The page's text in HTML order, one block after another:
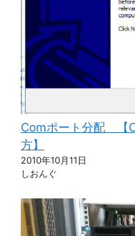
Comポート分配 【
方】
2010年10月11日
しおんぐ